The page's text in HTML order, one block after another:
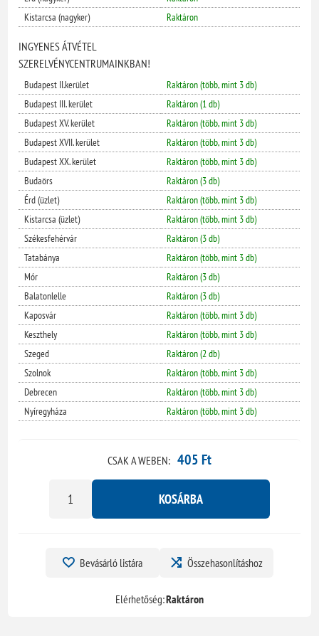
Kistarcsa (nagyker)
Raktáron
INGYENES ÁTVÉTEL
SZERELVÉNYCENTRUMAINKBAN!
Budapest II.kerület
Raktáron (több, mint 3 db)
Budapest III. kerület
Raktáron (1 db)
Budapest XV. kerület
Raktáron (több, mint 3 db)
Budapest XVII. kerület
Raktáron (több, mint 3 db)
Budapest XX. kerület
Raktáron (több, mint 3 db)
Budaörs
Raktáron (3 db)
Érd (üzlet)
Raktáron (több, mint 3 db)
Kistarcsa (üzlet)
Raktáron (több, mint 3 db)
Székesfehérvár
Raktáron (3 db)
Tatabánya
Raktáron (több, mint 3 db)
Mór
Raktáron (3 db)
Balatonlelle
Raktáron (3 db)
Kaposvár
Raktáron (több, mint 3 db)
Keszthely
Raktáron (több, mint 3 db)
Szeged
Raktáron (2 db)
Szolnok
Raktáron (több, mint 3 db)
Debrecen
Raktáron (több, mint 3 db)
Nyíregyháza
Raktáron (több, mint 3 db)
CSAK A WEBEN: 405 Ft
KOSÁRBA
Bevásárló listára Összehasonlításhoz
Elérhetőség:Raktáron